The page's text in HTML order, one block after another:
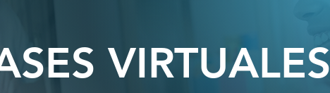
VIRTUALES